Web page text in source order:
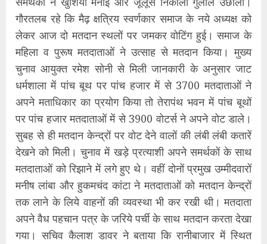
गौरतलब रहे कि मैढ़ क्षत्रिय स्वर्णकार समाज के नये अध्यक्ष को
लेकर आज दो मतदान स्थलों पर जमकर वोटिंग हुई। समाज के
महिला व पुरूष मतदाताओं ने उत्साह से मतदान किया। मुख्य
चुनाव आयुक्त रमेश सोनी से मिली जानकारी के अनुसार जाट
धर्मशाला में पांच बूथ पर पांच हजार में से 3700 मतदाताओं ने
अपने मताधिकार का प्रयोग किया तो तेरापंथ भवन में पांच बूथों
पर पांच हजार मतदाताओं में से 3900 वोटर्स ने अपने वोट डाले।
सुबह से ही मतदान केन्द्रों पर वोट देने वालों की लंबी लंबी कतारें
देखने को मिली। चुनाव में खड़े प्रत्याशी अपने समर्थकों के साथ
मतदाताओं को रिझाने में लगे हुए थे। वहीं दोनों प्रमुख उम्मीदवारों
मनीष लांबा और हुकमचंद कांटा ने मतदाताओं को मतदान केन्द्रों
तक लाने के लिये वाहनों की व्यवस्था भी कर रखी थी। मतदाता
अपने वैध पहचान पत्र के जरिये पर्ची के साथ मतदान करता देखा
गया। सचिव कैलाश डावर ने बताया कि रानीबाजार में स्थित